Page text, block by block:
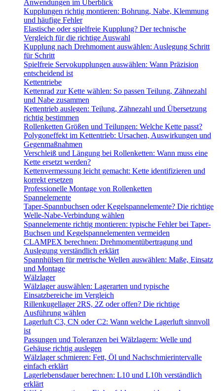
Anwendungen im Überblick
Kupplungen richtig montieren: Bohrung, Nabe, Klemmung
und häufige Fehler
Elastische oder spielfreie Kupplung? Der technische
Vergleich für die richtige Auswahl
Kupplung nach Drehmoment auswählen: Auslegung Schritt
für Schritt
Spielfreie Servokupplungen auswählen: Wann Präzision
entscheidend ist
Kettentriebe
Kettenrad zur Kette wählen: So passen Teilung, Zähnezahl
und Nabe zusammen
Kettentrieb auslegen: Teilung, Zähnezahl und Übersetzung
richtig bestimmen
Rollenketten Größen und Teilungen: Welche Kette passt?
Polygoneffekt im Kettentrieb: Ursachen, Auswirkungen und
Gegenmaßnahmen
Verschleiß und Längung bei Rollenketten: Wann muss eine
Kette ersetzt werden?
Kettenvermessung leicht gemacht: Kette identifizieren und
korrekt ersetzen
Professionelle Montage von Rollenketten
Spannelemente
Taper-Spannbuchsen oder Kegelspannelemente? Die richtige
Welle-Nabe-Verbindung wählen
Spannelemente richtig montieren: typische Fehler bei Taper-
Buchsen und Kegelspannelementen vermeiden
CLAMPEX berechnen: Drehmomentübertragung und
Auslegung verständlich erklärt
Spannhülsen für metrische Wellen auswählen: Maße, Einsatz
und Montage
Wälzlager
Wälzlager auswählen: Lagerarten und typische
Einsatzbereiche im Vergleich
Rillenkugellager 2RS, 2Z oder offen? Die richtige
Ausführung wählen
Lagerluft C3, CN oder C2: Wann welche Lagerluft sinnvoll
ist
Passungen und Toleranzen bei Wälzlagern: Welle und
Gehäuse richtig auslegen
Wälzlager schmieren: Fett, Öl und Nachschmierintervalle
einfach erklärt
Lagerlebensdauer berechnen: L10 und L10h verständlich
erklärt